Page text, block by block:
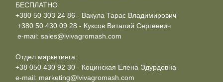
БЕСПЛАТНО
+380 50 303 24 86 - Вакула Тарас Владимирович
+380 50 430 09 28 - Куксов Виталий Сергеевич
e-mail: sales@lvivagromash.com
Отдел маркетинга:
+38 050 430 92 30 - Коцинская Елена Эдурдовна
e-mail: marketing@lvivagromash.com